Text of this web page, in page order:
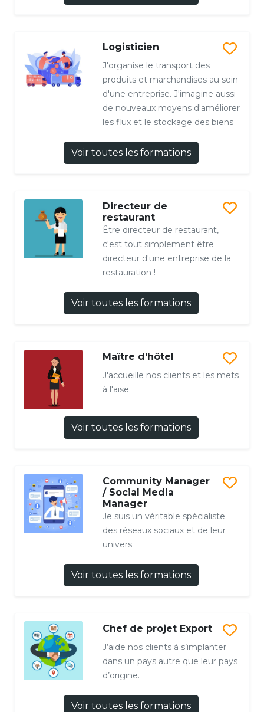
Logisticien
J'organise le transport des
produits et marchandises au sein
d'une entreprise. J'imagine aussi
de nouveaux moyens d'améliorer
les flux et le stockage des biens
Voir toutes les formations
Directeur de
restaurant
Être directeur de restaurant,
c'est tout simplement être
directeur d'une entreprise de la
restauration !
Voir toutes les formations
Maître d'hôtel
J'accueille nos clients et les mets
à l'aise
Voir toutes les formations
Community Manager
/ Social Media
Manager
Je suis un véritable spécialiste
des réseaux sociaux et de leur
univers
Voir toutes les formations
Chef de projet Export
J’aide nos clients à s’implanter
dans un pays autre que leur pays
d’origine.
Voir toutes les formations